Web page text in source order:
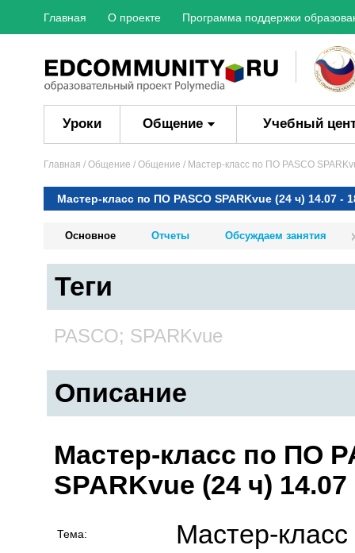
Главная О проекте Программа поддержки
Уроки Общение Учебный
Главная / Общение / Общение / Мастер-класс по ПО PASCO
Мастер-класс по ПО PASCO SPARKvue (24 ч) 14.07 -
Основное Отчеты Обсуждаем занятия
Теги
PASCO; SPARKvue
Описание
Мастер-класс по ПО
SPARKvue (24 ч) 14.07
Тема: Мастер-класс